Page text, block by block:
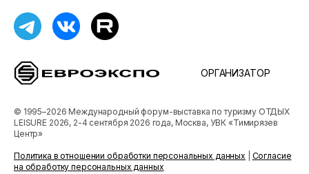
ОРГАНИЗАТОР
© 1995–2026 Международный форум-выставка по туризму ОТДЫХ
LEISURE 2026, 2-4 сентября 2026 года, Москва, УВК «Тимирязев
Центр»
Политика в отношении обработки персональных данных
Согласие
на обработку персональных данных